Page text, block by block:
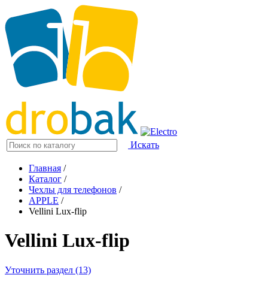
Искать
Главная /
Каталог /
Чехлы для телефонов /
APPLE /
Vellini Lux-flip
Vellini Lux-flip
Уточнить раздел (13)